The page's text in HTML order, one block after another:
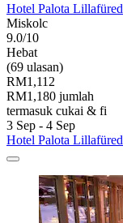
Hotel Palota Lillafüred
Miskolc
9.0/10
Hebat
(69 ulasan)
RM1,112
RM1,180 jumlah
termasuk cukai & fi
3 Sep - 4 Sep
Hotel Palota Lillafüred